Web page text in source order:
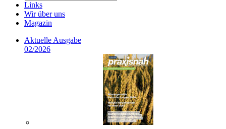
Links
Wir über uns
Magazin
Aktuelle Ausgabe
02/2026